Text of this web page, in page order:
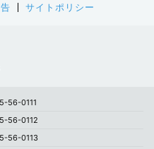
サイトポリシー
56-0111
56-0112
56-0113